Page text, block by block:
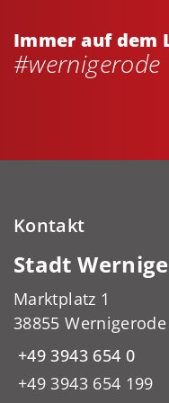
Immer auf dem
#wernigerode
Kontakt
Stadt
Marktplatz 1
38855 Wernigerode
+49 3943 654 0
+49 3943 654 199